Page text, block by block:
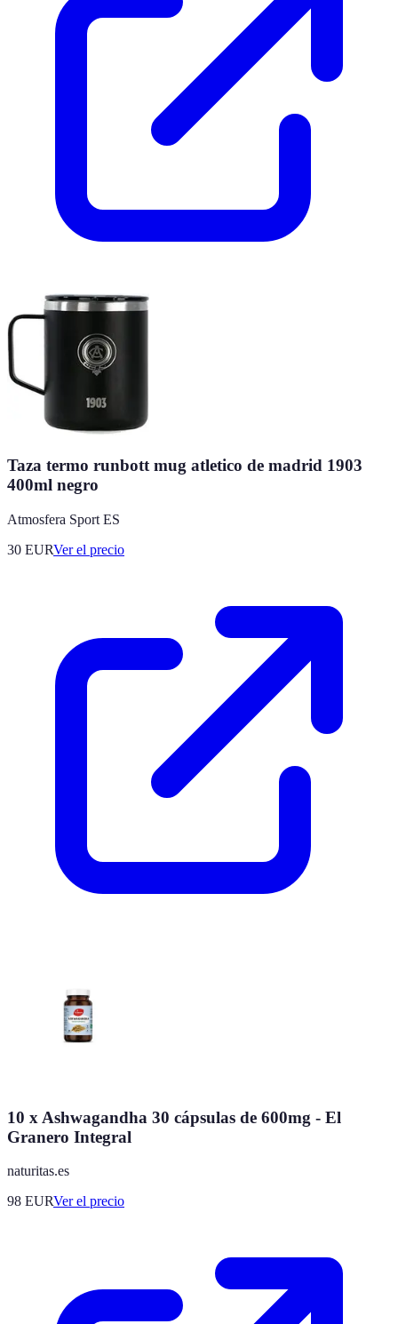
Taza termo runbott mug atletico de madrid 1903
400ml negro
Atmosfera Sport ES
30 EURVer el precio
10 x Ashwagandha 30 cápsulas de 600mg - El
Granero Integral
naturitas.es
98 EURVer el precio